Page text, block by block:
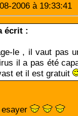
2006 à
écrit :
le , il vaut pas
il a pas été
et il est gratuit